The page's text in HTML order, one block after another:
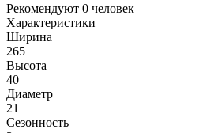
Рекомендуют 0 человек
Характеристики
Ширина
265
Высота
40
Диаметр
21
Сезонность